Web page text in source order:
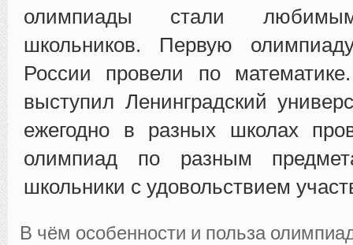
олимпиады стали
школьников. Первую
России провели по
выступил Ленинградский
ежегодно в разных школах
олимпиад по разным
школьники с удовольствием
В чём особенности и польза